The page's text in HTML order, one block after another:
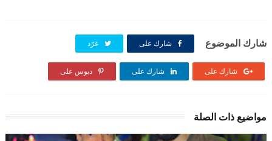
شارك الموضوع شارك على غرّد
شارك على شارك على دبوس على
مواضيع ذات الصلة